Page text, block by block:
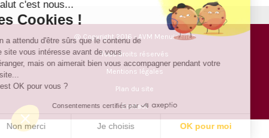
@ Copyright 2016 - AVM Menuiseries
Tous droits réservés
Mentions légales
Plan du site
Contact
Salut c'est nous...
les Cookies !
On a attendu d'être sûrs que le contenu de
ce site vous intéresse avant de vous
déranger, mais on aimerait bien vous accompagner pendant votre
visite...
C'est OK pour vous ?
Consentements certifiés par
Non merci Je choisis OK pour moi